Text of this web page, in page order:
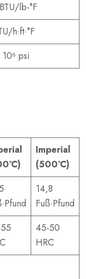
lb-°F
h·ft·°F
psi
Imperial
(500°C)
14,8
Fuß·Pfund
45-50
HRC